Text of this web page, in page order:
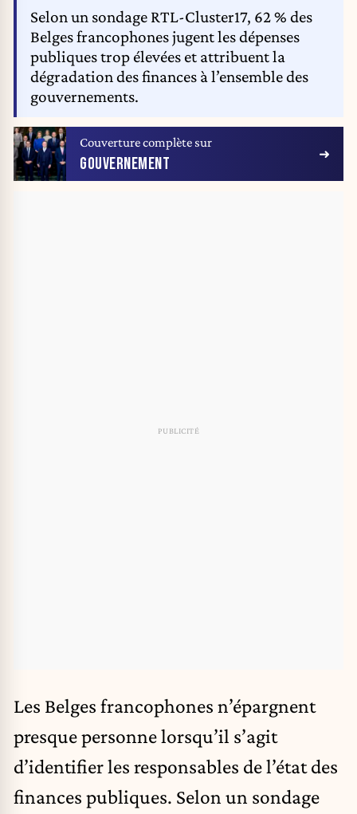
Selon un sondage RTL-Cluster17, 62 % des
Belges francophones jugent les dépenses
publiques trop élevées et attribuent la
dégradation des finances à l’ensemble des
gouvernements.
Couverture complète sur
GOUVERNEMENT
Les Belges francophones n’épargnent
presque personne lorsqu’il s’agit
d’identifier les responsables de l’état des
finances publiques. Selon un sondage